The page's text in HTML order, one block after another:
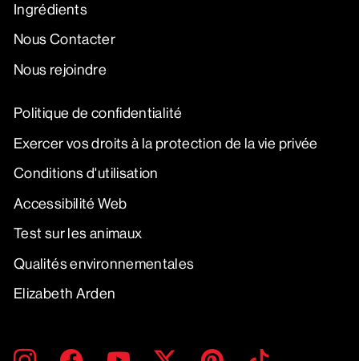
Ingrédients
Nous Contacter
Nous rejoindre
Politique de confidentialité
Exercer vos droits à la protection de la vie privée
Conditions d'utilisation
Accessibilité Web
Test sur les animaux
Qualités environnementales
Elizabeth Arden
SAISIR
S'INSCRIRE
InstagramFacebookYouTube TwitterPinterest